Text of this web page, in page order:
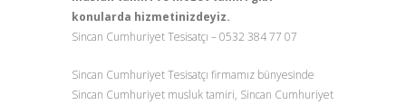
konularda hizmetinizdeyiz.
Sincan Cumhuriyet Tesisatçı – 0532 384 77 07
Sincan Cumhuriyet Tesisatçı firmamız bünyesinde
Sincan Cumhuriyet musluk tamiri, Sincan Cumhuriyet